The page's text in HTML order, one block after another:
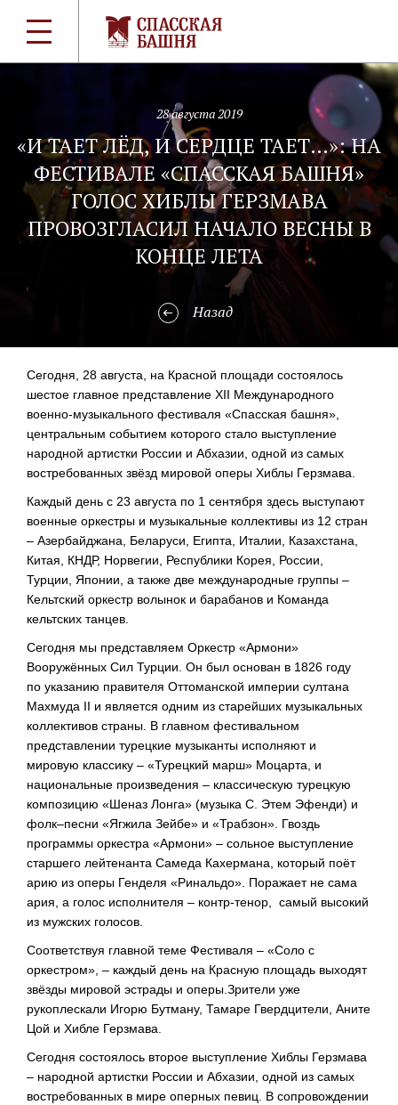
28 августа 2019
«И ТАЕТ ЛЁД, И СЕРДЦЕ ТАЕТ…»: НА
ФЕСТИВАЛЕ «СПАССКАЯ БАШНЯ»
ГОЛОС ХИБЛЫ ГЕРЗМАВА
ПРОВОЗГЛАСИЛ НАЧАЛО ВЕСНЫ В
КОНЦЕ ЛЕТА
Назад
Сегодня, 28 августа, на Красной площади состоялось
шестое главное представление XII Международного
военно-музыкального фестиваля «Спасская башня»,
центральным событием которого стало выступление
народной артистки России и Абхазии, одной из самых
востребованных звёзд мировой оперы Хиблы Герзмава.
Каждый день с 23 августа по 1 сентября здесь выступают
военные оркестры и музыкальные коллективы из 12 стран
– Азербайджана, Беларуси, Египта, Италии, Казахстана,
Китая, КНДР, Норвегии, Республики Корея, России,
Турции, Японии, а также две международные группы –
Кельтский оркестр волынок и барабанов и Команда
кельтских танцев.
Сегодня мы представляем Оркестр «Армони»
Вооружённых Cил Турции. Он был основан в 1826 году
по указанию правителя Оттоманской империи султана
Махмуда II и является одним из старейших музыкальных
коллективов страны. В главном фестивальном
представлении турецкие музыканты исполняют и
мировую классику – «Турецкий марш» Моцарта, и
национальные произведения – классическую турецкую
композицию «Шеназ Лонга» (музыка С. Этем Эфенди) и
фолк–песни «Ягжила Зейбе» и «Трабзон». Гвоздь
программы оркестра «Армони» – сольное выступление
старшего лейтенанта Самеда Кахермана, который поёт
арию из оперы Генделя «Ринальдо». Поражает не сама
ария, а голос исполнителя – контр-тенор, самый высокий
из мужских голосов.
Соответствуя главной теме Фестиваля – «Соло с
оркестром», – каждый день на Красную площадь выходят
звёзды мировой эстрады и оперы.Зрители уже
рукоплескали Игорю Бутману, Тамаре Гвердцители, Аните
Цой и Хибле Герзмава.
Сегодня состоялось второе выступление Хиблы Герзмава
– народной артистки России и Абхазии, одной из самых
востребованных в мире оперных певиц. В сопровождении